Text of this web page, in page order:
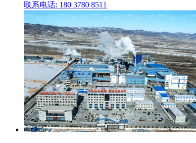
联系电话: 180 3780 8511